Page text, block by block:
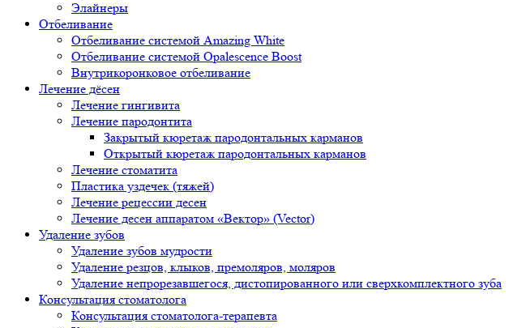
Элайнеры
Отбеливание
Отбеливание системой Amazing White
Отбеливание системой Opalescence Boost
Внутрикоронковое отбеливание
Лечение дёсен
Лечение гингивита
Лечение пародонтита
Закрытый кюретаж пародонтальных карманов
Открытый кюретаж пародонтальных карманов
Лечение стоматита
Пластика уздечек (тяжей)
Лечение рецессии десен
Лечение десен аппаратом «Вектор» (Vector)
Удаление зубов
Удаление зубов мудрости
Удаление резцов, клыков, премоляров, моляров
Удаление непрорезавшегося, дистопированного или сверхкомплектного зуба
Консультация стоматолога
Консультация стоматолога-терапевта